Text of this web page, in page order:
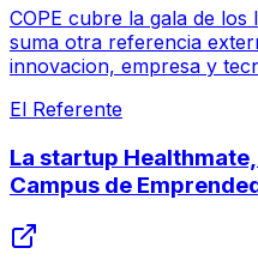
COPE cubre la gala de
suma otra referencia
innovacion, empresa y
El Referente
La startup
Campus de